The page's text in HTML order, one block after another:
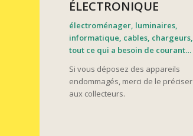
ÉLECTRONIQUE
électroménager, luminaires,
informatique, cables, chargeurs,
tout ce qui a besoin de courant…
Si vous déposez des appareils
endommagés, merci de le préciser
aux collecteurs.